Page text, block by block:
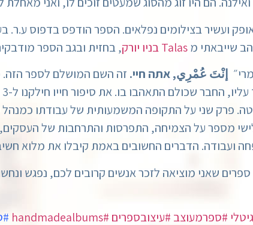
ועשיר בצילומים נפלאים. הספר הודפס בדפוס
שייבאתי מTalas בניו יורק
, בחזית ובגב הספר
إنْتَ عُمْرِي, אתה חיי. זה השם המושלם לספר
פרק שני על התקופה המשמעותית של עבודתו כמנהל
מספר על הצמיחה, התפרסות והתרחבות של
ועבודה. הדברים החשובים באמת קיבלו את מלוא
שאני מוציאה לזכר אנשים קרובים לכם, נפגש
#ספרמעוצב #עיצובספרים #handmadealbums